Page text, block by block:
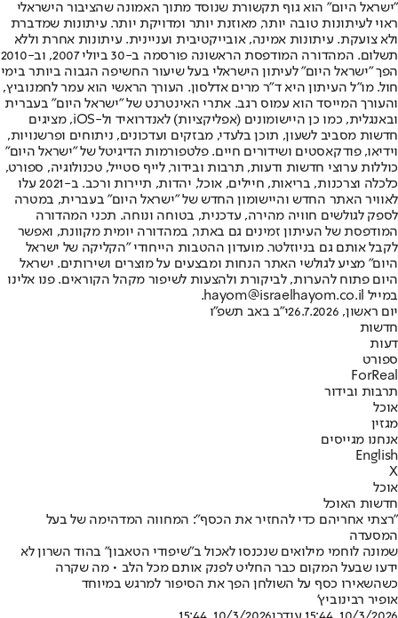
"ישראל היום" הוא גוף תקשורת שנוסד מתוך האמונה שהציבור הישראלי
ראוי לעיתונות טובה יותר, מאוזנת יותר ומדויקת יותר. עיתונות שמדברת
ולא צועקת. עיתונות אמינה, אובייקטיבית ועניינית. עיתונות אחרת וללא
תשלום. המהדורה המודפסת הראשונה פורסמה ב-30 ביולי 2007, וב-2010
הפך "ישראל היום" לעיתון הישראלי בעל שיעור החשיפה הגבוה ביותר בימי
חול. מו"ל העיתון היא ד"ר מרים אדלסון. העורך הראשי הוא עמר לחמנוביץ,
והעורך המייסד הוא עמוס רגב. אתרי האינטרנט של "ישראל היום" בעברית
ובאנגלית, כמו כן היישומונים (אפליקציות) לאנדרואיד ול-iOS, מציגים
חדשות מסביב לשעון, תוכן בלעדי, מבזקים ועדכונים, ניתוחים ופרשנויות,
וידיאו, פודקאסטים ושידורים חיים. פלטפורמות הדיגיטל של "ישראל היום"
כוללות ערוצי חדשות ודעות, תרבות ובידור, לייף סטייל, טכנולוגיה, ספורט,
כלכלה וצרכנות, בריאות, חיילים, אוכל, יהדות, תיירות ורכב. ב-2021 עלו
לאוויר האתר החדש והיישומון החדש של "ישראל היום" בעברית, במטרה
לספק לגולשים חוויה מהירה, עדכנית, בטוחה ונוחה. תכני המהדורה
המודפסת של העיתון זמינים גם באתר, במהדורה יומית מקוונת, ואפשר
לקבל אותם גם בניוזלטר. מועדון ההטבות הייחודי "הקליקה של ישראל
היום" מציע לגולשי האתר הנחות ומבצעים על מוצרים ושירותים. ישראל
היום פתוח להערות, לביקורת ולהצעות לשיפור מקהל הקוראים. פנו אלינו
במייל hayom@israelhayom.co.il.
יום ראשון, 26.7.2026
י"ב באב תשפ"ו
חדשות
דעות
ספורט
ForReal
תרבות ובידור
אוכל
מגזין
אנחנו מגייסים
English
X
אוכל
חדשות האוכל
"רצתי אחריהם כדי להחזיר את הכסף": המחווה המדהימה של בעל
המסעדה
שמונה לוחמי מילואים שנכנסו לאכול ב"שיפודי הטאבון" בהוד השרון לא
ידעו שבעל המקום כבר החליט לפנק אותם מכל הלב • מה שקרה
כשהשאירו כסף על השולחן הפך את הסיפור למרגש במיוחד
אופיר רבינוביץ'